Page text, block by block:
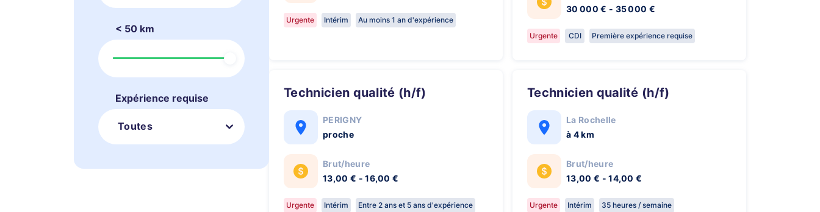
< 50 km
Expérience requise
Toutes
Urgente Intérim Au moins 1 an d'expérience
30 000 € - 35 000 €
Urgente CDI Première expérience requise
Technicien qualité (h/f)
PERIGNY
proche
Brut/heure
13,00 € - 16,00 €
Urgente Intérim Entre 2 ans et 5 ans d'expérience
Technicien qualité (h/f)
La Rochelle
à 4 km
Brut/heure
13,00 € - 14,00 €
Urgente Intérim
35 heures / semaine